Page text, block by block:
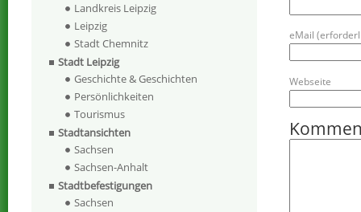
eMail
Webseite
Landkreis Leipzig
Leipzig
Stadt Chemnitz
Stadt Leipzig
Geschichte & Geschichten
Persönlichkeiten
Tourismus
Stadtansichten
Sachsen
Sachsen-Anhalt
Stadtbefestigungen
Sachsen